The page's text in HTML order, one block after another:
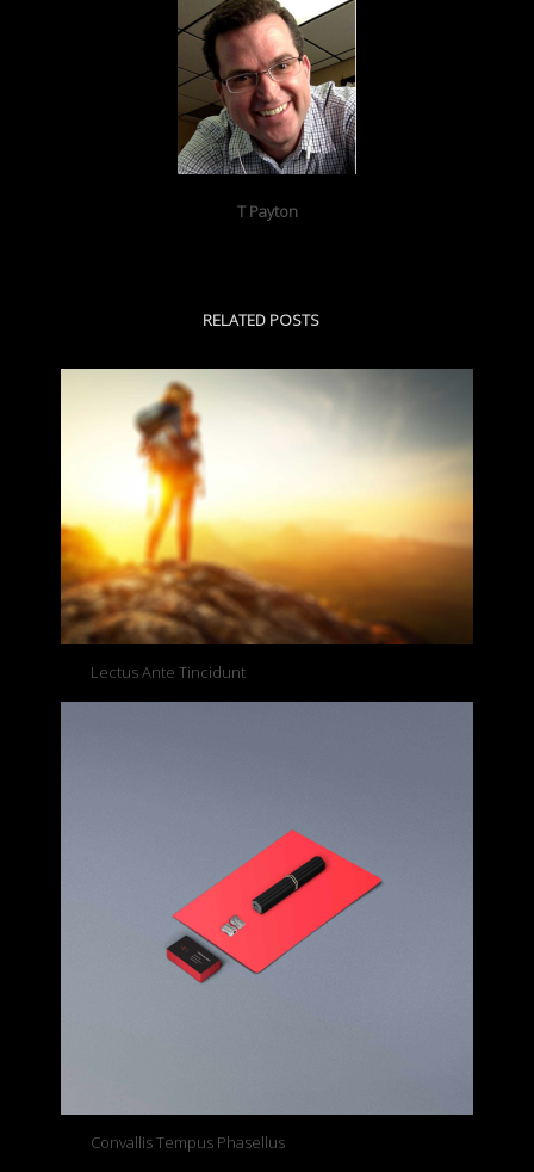
T Payton
RELATED POSTS
Lectus Ante Tincidunt
Convallis Tempus Phasellus